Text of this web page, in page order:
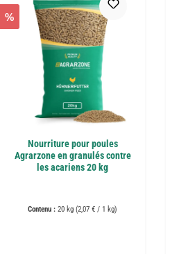
%
Nourriture pour poules
Agrarzone en granulés contre
les acariens 20 kg
Contenu : 20 kg (2,07 € / 1 kg)